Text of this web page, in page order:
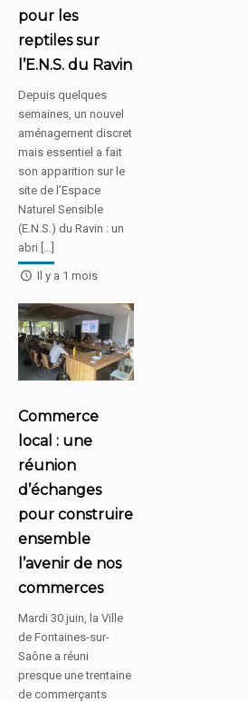
pour les
reptiles sur
l’E.N.S. du Ravin
Depuis quelques
semaines, un nouvel
aménagement discret
mais essentiel a fait
son apparition sur le
site de l’Espace
Naturel Sensible
(E.N.S.) du Ravin : un
abri […]
Il y a 1 mois
Commerce
local : une
réunion
d’échanges
pour construire
ensemble
l’avenir de nos
commerces
Mardi 30 juin, la Ville
de Fontaines-sur-
Saône a réuni
presque une trentaine
de commerçants